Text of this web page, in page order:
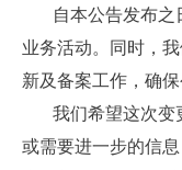
自本公告发布之
业务活动。同时，
新及备案工作，确
我们希望这次变
或需要进一步的信